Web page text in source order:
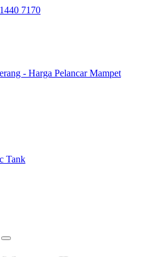
7170
Tank